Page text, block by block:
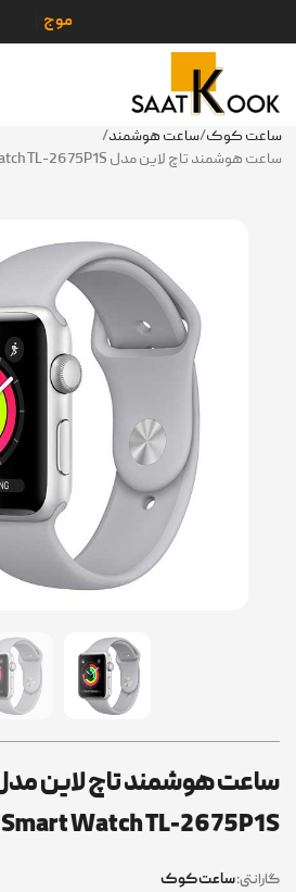
ساعت کوک/ساعت هوشمند/
ساعت هوشمند تاچ لاین مدل Touch Line Smart Watch TL-2675P1S
Smart Watch TL-2675P1S
گارانتی:ساعت کوک